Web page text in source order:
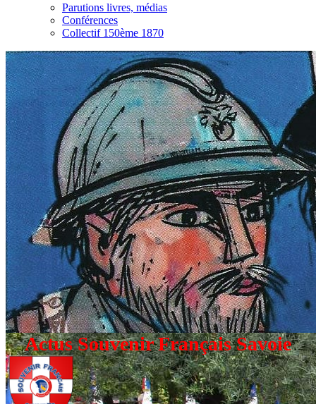
Parutions livres, médias
Conférences
Collectif 150ème 1870
Actus Souvenir Français Savoie